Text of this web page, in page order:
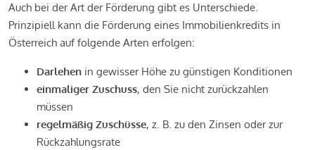
Auch bei der Art der Förderung gibt es Unterschiede.
Prinzipiell kann die Förderung eines Immobilienkredits in
Österreich auf folgende Arten erfolgen:
Darlehen in gewisser Höhe zu günstigen Konditionen
einmaliger Zuschuss, den Sie nicht zurückzahlen
müssen
regelmäßig Zuschüsse, z. B. zu den Zinsen oder zur
Rückzahlungsrate